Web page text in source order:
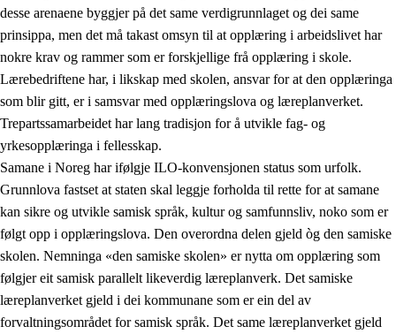
desse arenaene byggjer på det same verdigrunnlaget og dei same
prinsippa, men det må takast omsyn til at opplæring i arbeidslivet har
nokre krav og rammer som er forskjellige frå opplæring i skole.
Lærebedriftene har, i likskap med skolen, ansvar for at den opplæringa
som blir gitt, er i samsvar med opplæringslova og læreplanverket.
Trepartssamarbeidet har lang tradisjon for å utvikle fag- og
yrkesopplæringa i fellesskap.
Samane i Noreg har ifølgje ILO-konvensjonen status som urfolk.
Grunnlova fastset at staten skal leggje forholda til rette for at samane
kan sikre og utvikle samisk språk, kultur og samfunnsliv, noko som er
følgt opp i opplæringslova. Den overordna delen gjeld òg den samiske
skolen. Nemninga «den samiske skolen» er nytta om opplæring som
følgjer eit samisk parallelt likeverdig læreplanverk. Det samiske
læreplanverket gjeld i dei kommunane som er ein del av
forvaltningsområdet for samisk språk. Det same læreplanverket gjeld